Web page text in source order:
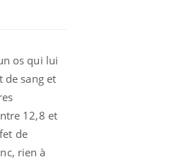
os qui lui
de sang et
12,8 et
de
rien à